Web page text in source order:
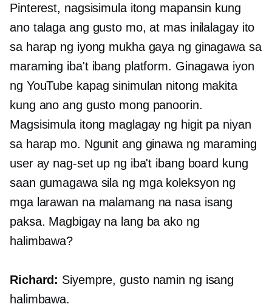
Pinterest, nagsisimula itong mapansin kung
ano talaga ang gusto mo, at mas inilalagay ito
sa harap ng iyong mukha gaya ng ginagawa sa
maraming iba't ibang platform. Ginagawa iyon
ng YouTube kapag sinimulan nitong makita
kung ano ang gusto mong panoorin.
Magsisimula itong maglagay ng higit pa niyan
sa harap mo. Ngunit ang ginawa ng maraming
user ay nag-set up ng iba't ibang board kung
saan gumagawa sila ng mga koleksyon ng
mga larawan na malamang na nasa isang
paksa. Magbigay na lang ba ako ng
halimbawa?
Richard: Siyempre, gusto namin ng isang
halimbawa.